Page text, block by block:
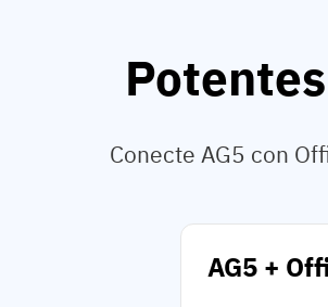
Conecte AG5 con
AG5 +